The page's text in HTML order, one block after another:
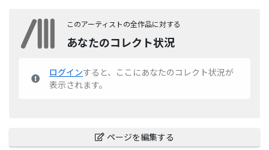
このアーティストの全作品に対する
あなたのコレクト状況
ログインすると、ここにあなたのコレクト状況が
表示されます。
ページを編集する